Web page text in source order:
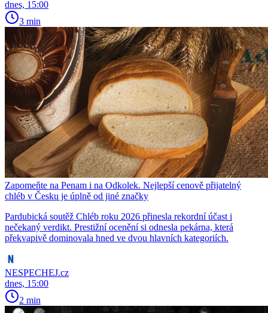
dnes, 15:00
3 min
Zapomeňte na Penam i na Odkolek. Nejlepší cenově přijatelný
chléb v Česku je úplně od jiné značky
Pardubická soutěž Chléb roku 2026 přinesla rekordní účast i
nečekaný verdikt. Prestižní ocenění si odnesla pekárna, která
překvapivě dominovala hned ve dvou hlavních kategoriích.
NESPECHEJ.cz
dnes, 15:00
2 min